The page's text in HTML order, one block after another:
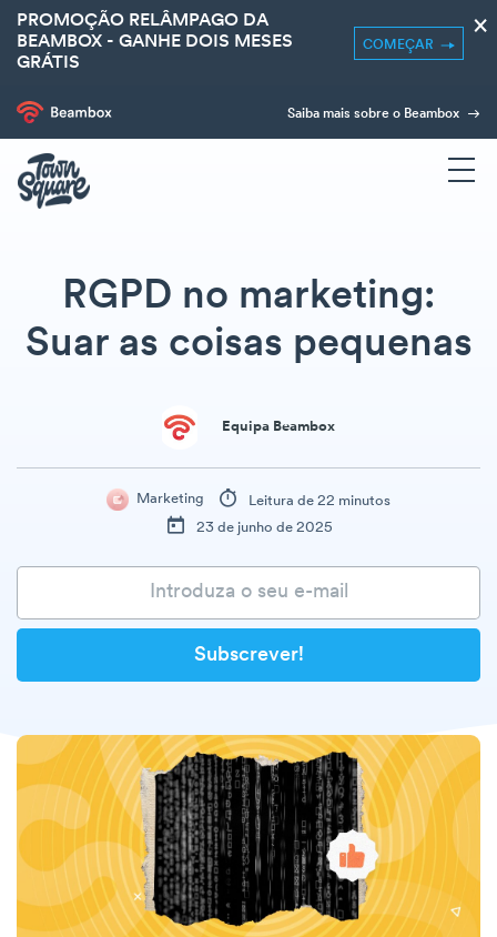
PROMOÇÃO RELÂMPAGO DA
BEAMBOX - GANHE DOIS MESES
GRÁTIS
COMEÇAR
×
Saiba mais sobre o Beambox
RGPD no marketing:
Suar as coisas pequenas
Equipa Beambox
Marketing
Leitura de 22 minutos
23 de junho de 2025